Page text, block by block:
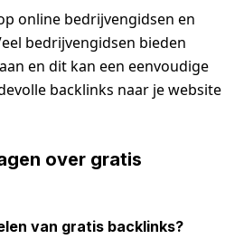
online bedrijvengidsen en
bedrijvengidsen bieden
en dit kan een eenvoudige
backlinks naar je website
over gratis
van gratis backlinks?